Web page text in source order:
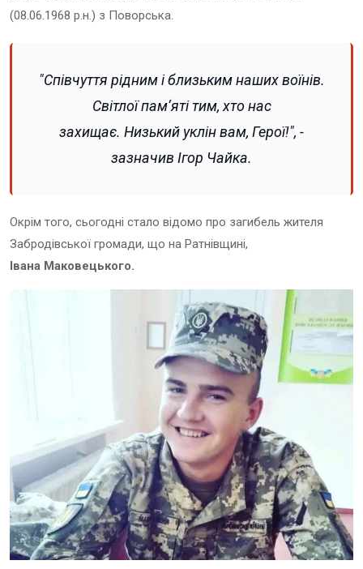
(08.06.1968 р.н.) з Поворська.
"Співчуття рідним і близьким наших воїнів.
Світлої пам‘яті тим, хто нас
захищає. Низький уклін вам, Герої!", -
зазначив Ігор Чайка.
Окрім того, сьогодні стало відомо про загибель жителя
Забродівської громади, що на Ратнівщині,
Івана Маковецького.